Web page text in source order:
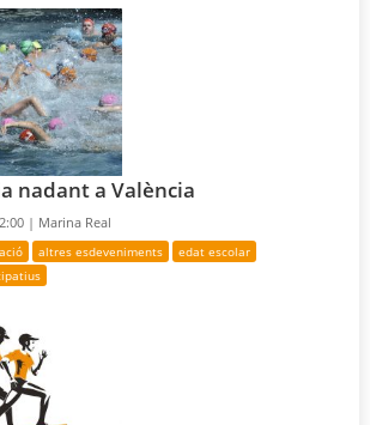
nadant a València
| Marina Real
altres esdeveniments
edat escolar